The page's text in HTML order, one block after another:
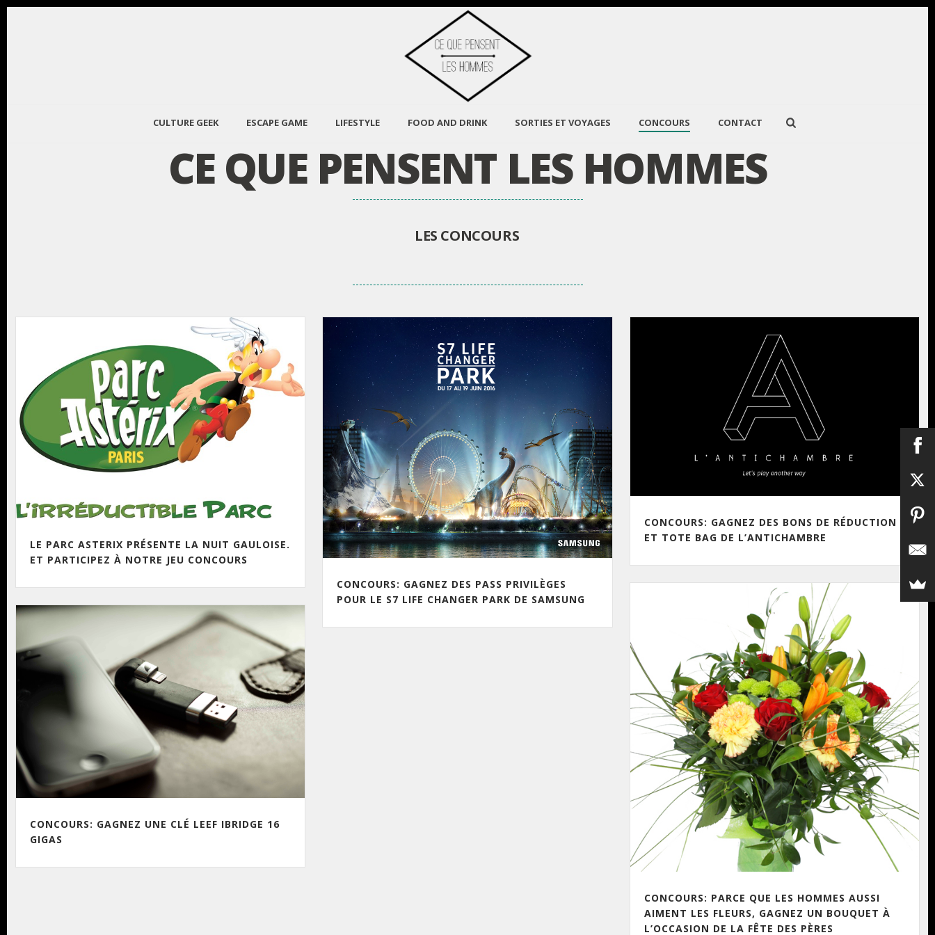
CULTURE GEEK ESCAPE GAME LIFESTYLE FOOD AND DRINK SORTIES ET VOYAGES CONCOURS CONTACT
CE QUE PENSENT LES HOMMES
LES CONCOURS
LE PARC ASTERIX PRÉSENTE LA NUIT GAULOISE.
ET PARTICIPEZ À NOTRE JEU CONCOURS
CONCOURS: GAGNEZ DES PASS PRIVILÈGES
POUR LE S7 LIFE CHANGER PARK DE SAMSUNG
CONCOURS: GAGNEZ DES BONS DE RÉDUCTION
ET TOTE BAG DE L’ANTICHAMBRE
CONCOURS: PARCE QUE LES HOMMES AUSSI
AIMENT LES FLEURS, GAGNEZ UN BOUQUET À
L’OCCASION DE LA FÊTE DES PÈRES
CONCOURS: GAGNEZ UNE CLÉ LEEF IBRIDGE 16
GIGAS